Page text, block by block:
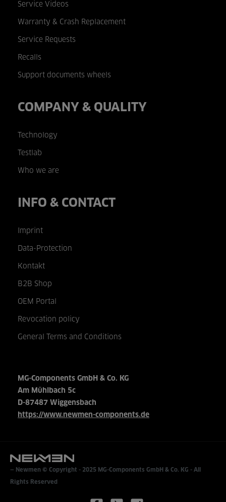
Service Videos
Warranty & Crash Replacement
Service Requests
Recalls
Support documents wheels
COMPANY & QUALITY
Technology
Testlab
Who we are
INFO & CONTACT
Imprint
Data-Protection
Kontakt
B2B Shop
OEM Portal
Revocation policy
General Terms and Conditions
MG-Components GmbH & Co. KG
Am Mühlbach 5c
D-87487 Wiggensbach
https://www.newmen-components.de
Newmen © Copyright - 2025 MG-Components GmbH & Co. KG - All
Rights Reserved